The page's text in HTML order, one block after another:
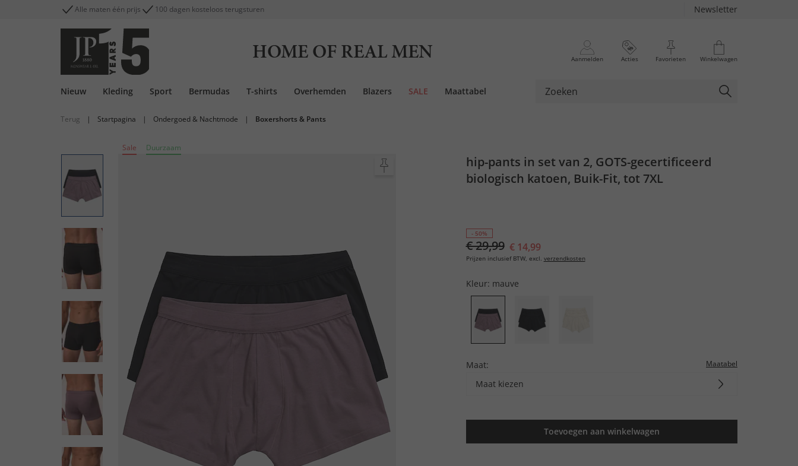
Alle maten één prijs 100 dagen kosteloos terugsturen Newsletter
HOME OF REAL MEN Aanmelden Acties Favorieten Winkelwagen
Nieuw Kleding Sport Bermudas T-shirts Overhemden Blazers SALE Maattabel
Terug | Startpagina | Ondergoed & Nachtmode | Boxershorts & Pants
Sale Duurzaam
hip-pants in set van 2, GOTS-gecertificeerd
biologisch katoen, Buik-Fit, tot 7XL
- 50%
€ 29,99 € 14,99
Prijzen inclusief BTW, excl. verzendkosten
Kleur: mauve
Maat: Maatabel
Maat kiezen
Toevoegen aan winkelwagen